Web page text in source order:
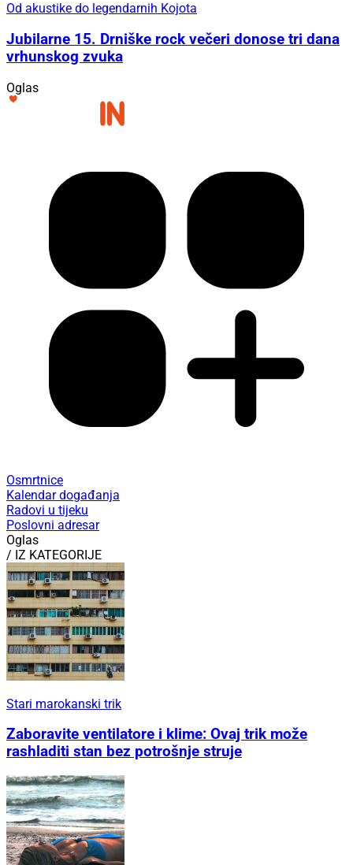
Od akustike do legendarnih Kojota
Jubilarne 15. Drniške rock večeri donose tri dana
vrhunskog zvuka
Oglas
Osmrtnice
Kalendar događanja
Radovi u tijeku
Poslovni adresar
Oglas
/ IZ KATEGORIJE
Stari marokanski trik
Zaboravite ventilatore i klime: Ovaj trik može
rashladiti stan bez potrošnje struje